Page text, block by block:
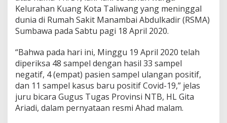
1
1
,
P
s
i
t
i
f
C
o
r
Kelurahan Kuang Kota Taliwang yang meninggal
dunia di Rumah Sakit Manambai Abdulkadir (RSMA)
Sumbawa pada Sabtu pagi 18 April 2020.
“Bahwa pada hari ini, Minggu 19 April 2020 telah
diperiksa 48 sampel dengan hasil 33 sampel
negatif, 4 (empat) pasien sampel ulangan positif,
dan 11 sampel kasus baru positif Covid-19,” jelas
juru bicara Gugus Tugas Provinsi NTB, HL Gita
Ariadi, dalam pernyataan resmi Ahad malam.